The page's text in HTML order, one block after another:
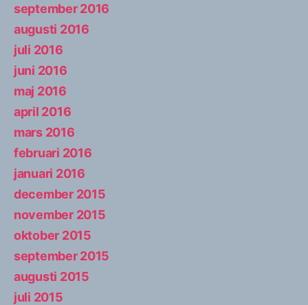
september 2016
augusti 2016
juli 2016
juni 2016
maj 2016
april 2016
mars 2016
februari 2016
januari 2016
december 2015
november 2015
oktober 2015
september 2015
augusti 2015
juli 2015